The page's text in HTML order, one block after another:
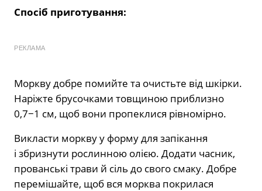
Спосіб приготування:
РЕКЛАМА
Моркву добре помийте та очистьте від шкірки.
Наріжте брусочками товщиною приблизно
0,7−1 см, щоб вони пропеклися рівномірно.
Викласти моркву у форму для запікання
і збризнути рослинною олією. Додати часник,
прованські трави й сіль до свого смаку. Добре
перемішайте, щоб вся морква покрилася